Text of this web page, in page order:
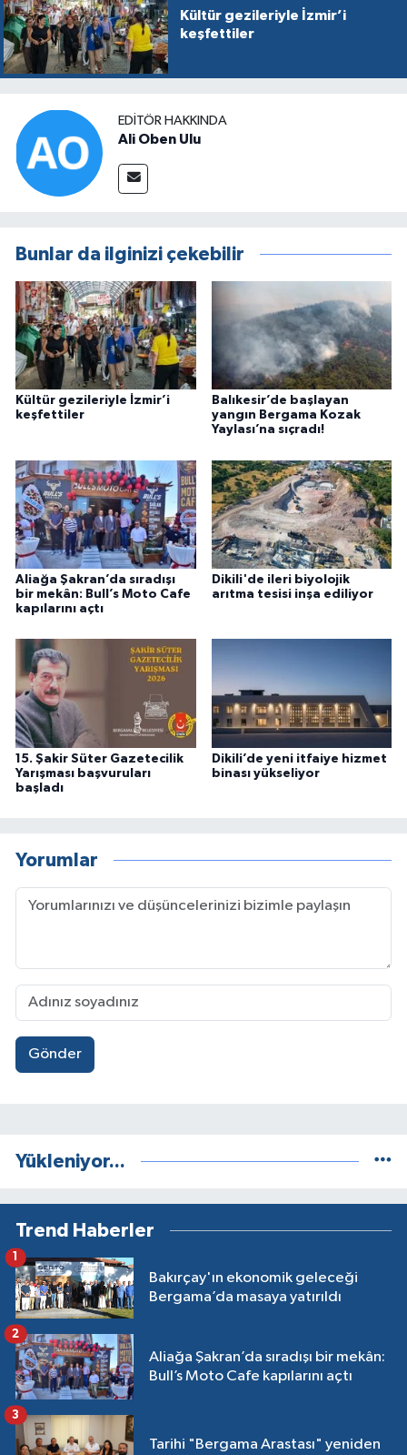
Kültür gezileriyle İzmir’i
keşfettiler
EDITÖR HAKKINDA
Ali Oben Ulu
Bunlar da ilginizi çekebilir
Kültür gezileriyle İzmir’i
keşfettiler
Balıkesir’de başlayan
yangın Bergama Kozak
Yaylası’na sıçradı!
Aliağa Şakran’da sıradışı
bir mekân: Bull’s Moto Cafe
kapılarını açtı
Dikili'de ileri biyolojik
arıtma tesisi inşa ediliyor
15. Şakir Süter Gazetecilik
Yarışması başvuruları
başladı
Dikili’de yeni itfaiye hizmet
binası yükseliyor
Yorumlar
Gönder
Yükleniyor...
Trend Haberler
Bakırçay'ın ekonomik geleceği
Bergama’da masaya yatırıldı
1
Aliağa Şakran’da sıradışı bir mekân:
Bull’s Moto Cafe kapılarını açtı
2
Tarihi "Bergama Arastası" yeniden
3